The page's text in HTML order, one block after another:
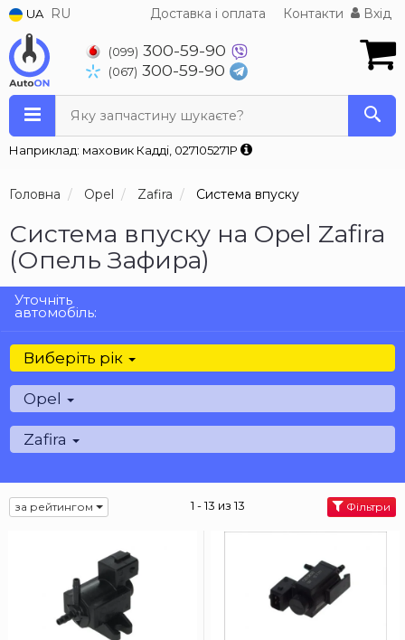
UA RU Доставка і оплата Контакти Вхід
(099) 300-59-90
(067) 300-59-90
Яку запчастину шукаєте?
Наприклад: маховик Кадді, 027105271P
Головна Opel Zafira Система впуску
Система впуску на Opel Zafira
(Опель Зафира)
Уточніть
автомобіль:
Виберіть рік
Opel
Zafira
за рейтингом 1 - 13 из 13 Фільтри